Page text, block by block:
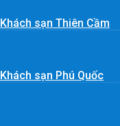
Khách sạn Thiên Cầm
Khách sạn Phú Quốc